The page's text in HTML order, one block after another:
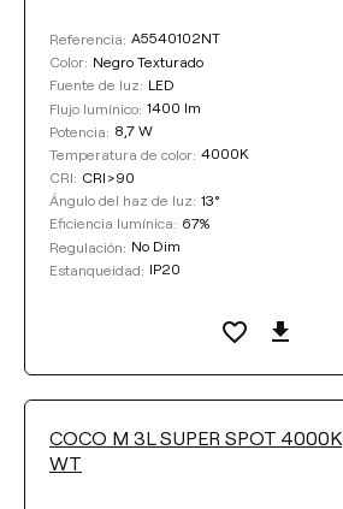
Referencia: A5540102NT
Color: Negro Texturado
Fuente de luz: LED
Flujo lumínico: 1400 lm
Potencia: 8,7 W
Temperatura de color: 4000K
CRI: CRI>90
Ángulo del haz de luz: 13°
Eficiencia lumínica: 67%
Regulación: No Dim
Estanqueidad: IP20
COCO M 3L SUPER SPOT 4000K
WT